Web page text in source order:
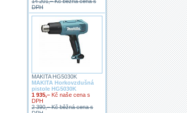
DPH
MAKITA HG5030K
MAKITA Horkovzdušná
pistole HG5030K
1 935,– Kč naše cena s
DPH
2 390,– Kč běžná cena s